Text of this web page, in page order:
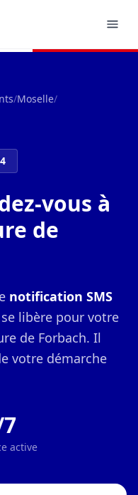
/Moselle/
vous à
de
notification SMS
libère pour votre
de Forbach. Il
votre démarche
active